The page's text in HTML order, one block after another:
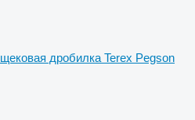
щековая дробилка Terex Pegson